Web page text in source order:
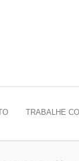
TRABALHE